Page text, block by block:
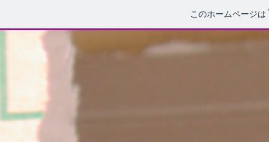
このホームページは